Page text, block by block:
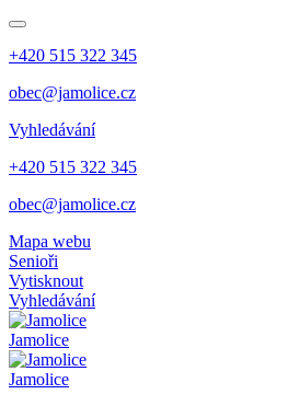
+420 515 322 345
obec@jamolice.cz
Vyhledávání
+420 515 322 345
obec@jamolice.cz
Mapa webu
Senioři
Vytisknout
Vyhledávání
Jamolice
Jamolice